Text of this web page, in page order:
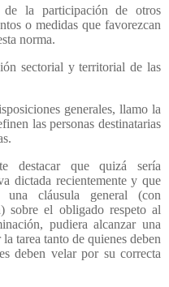
la participación de otros
o medidas que favorezcan
norma.
sectorial y territorial de las
generales, llamo la
las personas destinatarias
destacar que quizá sería
dictada recientemente y que
cláusula general (con
sobre el obligado respeto al
pudiera alcanzar una
tarea tanto de quienes deben
deben velar por su correcta